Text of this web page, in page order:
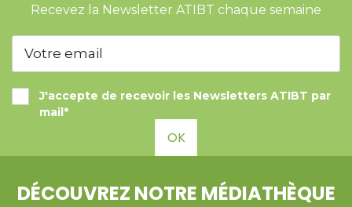
Recevez la Newsletter ATIBT chaque semaine
J'accepte de recevoir les Newsletters ATIBT par
mail*
OK
DÉCOUVREZ NOTRE MÉDIATHÈQUE